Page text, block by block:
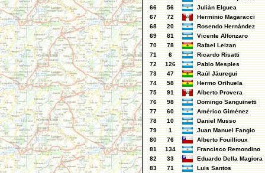
66
56
Julián Elguea
67
72
Herminio Magaracci
68
20
Rosendo Hernández
69
81
Vicente Alfonzaro
70
78
Rafael Leizan
71
6
Ricardo Risatti
72
126
Pablo Mesples
73
47
Raúl Jáuregui
74
58
Hermo Orihuela
75
91
Alberto Provera
76
98
Domingo Sanguinetti
77
60
Américo Giménez
78
10
Daniel Musso
79
1
Juan Manuel Fangio
80
76
Alberto Fouillioux
81
134
Francisco Remondino
82
33
Eduardo Della Magiora
83
71
Luis Santos